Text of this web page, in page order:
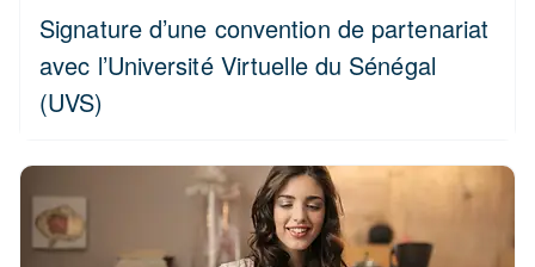
Signature d’une convention de partenariat
avec l’Université Virtuelle du Sénégal
(UVS)